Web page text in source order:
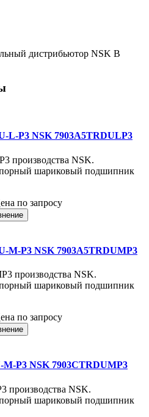
дистрибьютор NSK В
L-P3 NSK 7903A5TRDULP3
производства NSK.
шариковый подшипник
по запросу
M-P3 NSK 7903A5TRDUMP3
производства NSK.
шариковый подшипник
по запросу
P3 NSK 7903CTRDUMP3
производства NSK.
шариковый подшипник